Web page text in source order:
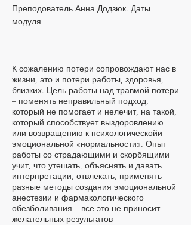
Преподователь Анна Додзюк. Даты
модуля
К сожалению потери сопровождают нас в
жизни, это и потери работы, здоровья,
близких. Цель работы над травмой потери
– поменять неправильный подход,
который не помогает и нелечит, на такой,
который способствует выздоровлению
или возвращению к психологическойи
эмоциональной «нормальности». Опыт
работы со страдающими и скорбящими
учит, что утешать, объяснять и давать
интерпретации, отвлекать, применять
разные методы создания эмоциональной
анестезии и фармакологического
обезболивания – все это не приносит
желательных результатов